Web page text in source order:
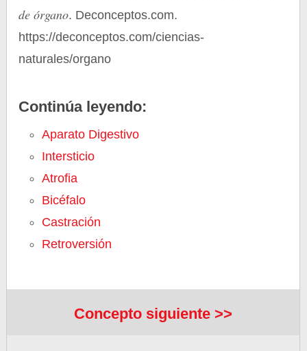
de órgano. Deconceptos.com.
https://deconceptos.com/ciencias-
naturales/organo
Continúa leyendo:
Aparato Digestivo
Intersticio
Atrofia
Bicéfalo
Castración
Retroversión
Concepto siguiente >>